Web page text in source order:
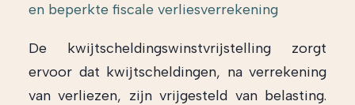
en beperkte fiscale verliesverrekening
De kwijtscheldingswinstvrijstelling zorgt
ervoor dat kwijtscheldingen, na verrekening
van verliezen, zijn vrijgesteld van belasting.